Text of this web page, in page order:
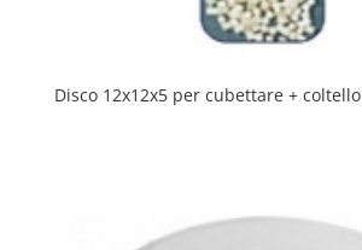
Disco 12x12x5 per cubettare + coltello